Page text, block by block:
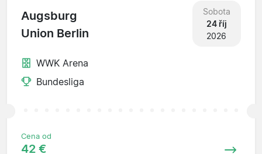
Augsburg
Union Berlin
Sobota
24 říj
2026
WWK Arena
Bundesliga
Cena od
42 €